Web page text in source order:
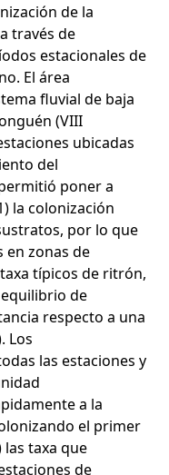
de la
través de
estacionales de
El área
fluvial de baja
(VIII
ubicadas
del
poner a
la colonización
por lo que
en zonas de
típicos de ritrón,
de
respecto a una
Los
las estaciones y
a la
el primer
las taxa que
de